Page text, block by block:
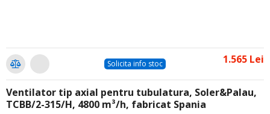
Solicita info stoc 1.565 Lei
Ventilator tip axial pentru tubulatura, Soler&Palau,
TCBB/2-315/H, 4800 m³/h, fabricat Spania